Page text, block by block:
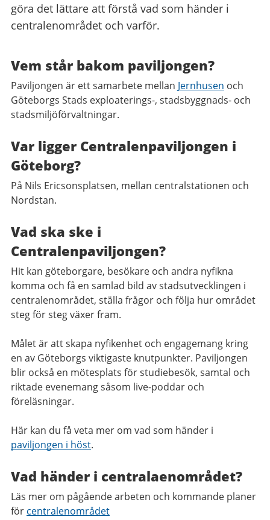
göra det lättare att förstå vad som händer i
centralenområdet och varför.
Vem står bakom paviljongen?
Paviljongen är ett samarbete mellan Jernhusen och
Göteborgs Stads exploaterings-, stadsbyggnads- och
stadsmiljöförvaltningar.
Var ligger Centralenpaviljongen i
Göteborg?
På Nils Ericsonsplatsen, mellan centralstationen och
Nordstan.
Vad ska ske i
Centralenpaviljongen?
Hit kan göteborgare, besökare och andra nyfikna
komma och få en samlad bild av stadsutvecklingen i
centralenområdet, ställa frågor och följa hur området
steg för steg växer fram.
Målet är att skapa nyfikenhet och engagemang kring
en av Göteborgs viktigaste knutpunkter. Paviljongen
blir också en mötesplats för studiebesök, samtal och
riktade evenemang såsom live-poddar och
föreläsningar.
Här kan du få veta mer om vad som händer i
paviljongen i höst.
Vad händer i centralaenområdet?
Läs mer om pågående arbeten och kommande planer
för centralenområdet